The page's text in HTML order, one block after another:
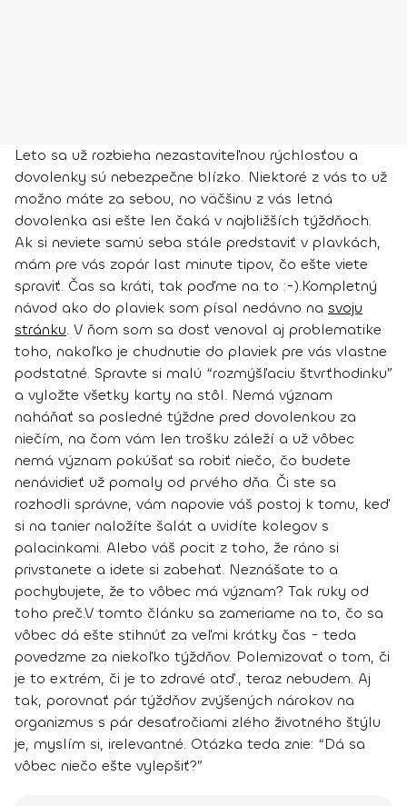
Leto sa už rozbieha nezastaviteľnou rýchlosťou a
dovolenky sú nebezpečne blízko. Niektoré z vás to už
možno máte za sebou, no väčšinu z vás letná
dovolenka asi ešte len čaká v najbližších týždňoch.
Ak si neviete samú seba stále predstaviť v plavkách,
mám pre vás zopár last minute tipov, čo ešte viete
spraviť. Čas sa kráti, tak poďme na to :-).Kompletný
návod ako do plaviek som písal nedávno na svoju
stránku. V ňom som sa dosť venoval aj problematike
toho, nakoľko je chudnutie do plaviek pre vás vlastne
podstatné. Spravte si malú “rozmýšľaciu štvrťhodinku”
a vyložte všetky karty na stôl. Nemá význam
naháňať sa posledné týždne pred dovolenkou za
niečím, na čom vám len trošku záleží a už vôbec
nemá význam pokúšať sa robiť niečo, čo budete
nenávidieť už pomaly od prvého dňa. Či ste sa
rozhodli správne, vám napovie váš postoj k tomu, keď
si na tanier naložíte šalát a uvidíte kolegov s
palacinkami. Alebo váš pocit z toho, že ráno si
privstanete a idete si zabehať. Neznášate to a
pochybujete, že to vôbec má význam? Tak ruky od
toho preč.V tomto článku sa zameriame na to, čo sa
vôbec dá ešte stihnúť za veľmi krátky čas - teda
povedzme za niekoľko týždňov. Polemizovať o tom, či
je to extrém, či je to zdravé atď., teraz nebudem. Aj
tak, porovnať pár týždňov zvýšených nárokov na
organizmus s pár desaťročiami zlého životného štýlu
je, myslím si, irelevantné. Otázka teda znie: “Dá sa
vôbec niečo ešte vylepšiť?”